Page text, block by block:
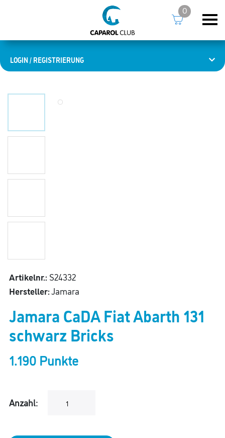
LOGIN / REGISTRIERUNG
0
Artikelnr.: S24332
Hersteller:Jamara
Jamara CaDA Fiat Abarth 131
schwarz Bricks
1.190 Punkte
Anzahl: